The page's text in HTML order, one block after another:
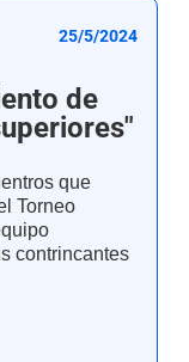
25/5/2024
de
que
Torneo
contrincantes